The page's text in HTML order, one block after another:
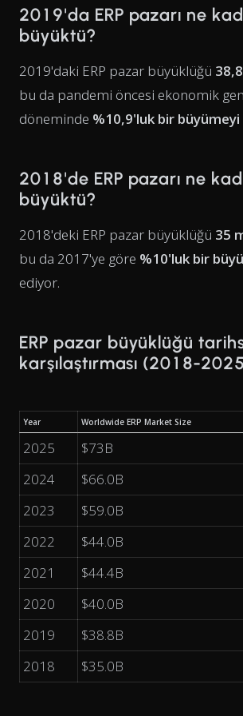
2019'da ERP pazarı ne
büyüktü?
2019'daki ERP pazar büyüklüğü
bu da pandemi öncesi ekonomik
döneminde %10,9'luk bir büyümeyi
2018'de ERP pazarı ne
büyüktü?
2018'deki ERP pazar büyüklüğü 35
bu da 2017'ye göre %10'luk bir
ediyor.
ERP pazar büyüklüğü
karşılaştırması (2018-
Year Worldwide ERP Market Size
2025 $73B
2024
$66.0B
2023
$59.0B
2022
$44.0B
2021
$44.4B
2020
$40.0B
2019
$38.8B
2018
$35.0B